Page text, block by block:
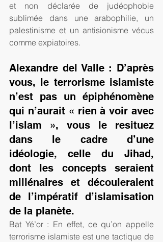
et non déclarée de judéophobie
sublimée dans une arabophilie, un
palestinisme et un antisionisme vécus
comme expiatoires.
Alexandre del Valle : D’après
vous, le terrorisme islamiste
n’est pas un épiphénomène
qui n’aurait « rien à voir avec
l’islam », vous le resituez
dans le cadre d’une
idéologie, celle du Jihad,
dont les concepts seraient
millénaires et découleraient
de l’impératif d’islamisation
de la planète.
Bat Yé’or : En effet, ce qu’on appelle
terrorisme islamiste est une tactique de